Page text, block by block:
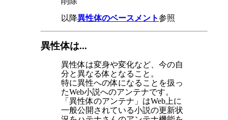
以降異性体のベースメント参照
異性体は...
異性体は変身や変化など、今の自
分と異なる体となること。
特に異性への体になることを扱っ
たWeb小説へのアンテナです。
「異性体のアンテナ」はWeb上に
一般公開されている小説の更新状